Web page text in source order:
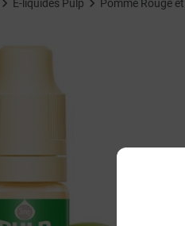
E-liquides Pulp Pomme Rouge